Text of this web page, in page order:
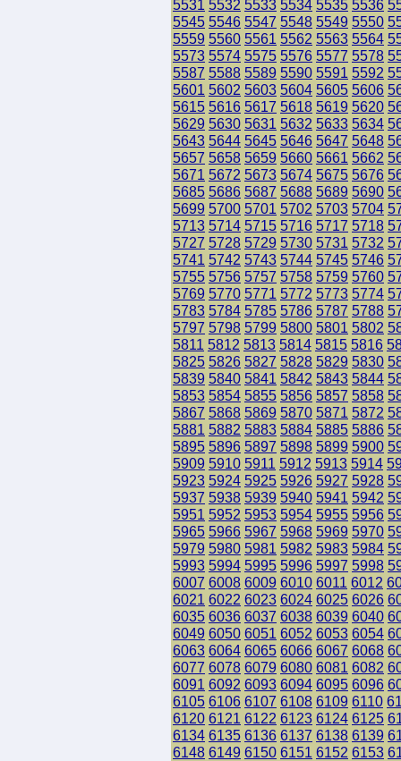
5531 5532 5533 5534 5535 5536
5545 5546 5547 5548 5549 5550
5559 5560 5561 5562 5563 5564
5573 5574 5575 5576 5577 5578
5587 5588 5589 5590 5591 5592
5601 5602 5603 5604 5605 5606
5615 5616 5617 5618 5619 5620
5629 5630 5631 5632 5633 5634
5643 5644 5645 5646 5647 5648
5657 5658 5659 5660 5661 5662
5671 5672 5673 5674 5675 5676
5685 5686 5687 5688 5689 5690
5699 5700 5701 5702 5703 5704
5713 5714 5715 5716 5717 5718
5727 5728 5729 5730 5731 5732
5741 5742 5743 5744 5745 5746
5755 5756 5757 5758 5759 5760
5769 5770 5771 5772 5773 5774
5783 5784 5785 5786 5787 5788
5797 5798 5799 5800 5801 5802
5811 5812 5813 5814 5815 5816
5825 5826 5827 5828 5829 5830
5839 5840 5841 5842 5843 5844
5853 5854 5855 5856 5857 5858
5867 5868 5869 5870 5871 5872
5881 5882 5883 5884 5885 5886
5895 5896 5897 5898 5899 5900
5909 5910 5911 5912 5913 5914
5923 5924 5925 5926 5927 5928
5937 5938 5939 5940 5941 5942
5951 5952 5953 5954 5955 5956
5965 5966 5967 5968 5969 5970
5979 5980 5981 5982 5983 5984
5993 5994 5995 5996 5997 5998
6007 6008 6009 6010 6011 6012
6021 6022 6023 6024 6025 6026
6035 6036 6037 6038 6039 6040
6049 6050 6051 6052 6053 6054
6063 6064 6065 6066 6067 6068
6077 6078 6079 6080 6081 6082
6091 6092 6093 6094 6095 6096
6105 6106 6107 6108 6109 6110
6120 6121 6122 6123 6124 6125
6134 6135 6136 6137 6138 6139
6148 6149 6150 6151 6152 6153